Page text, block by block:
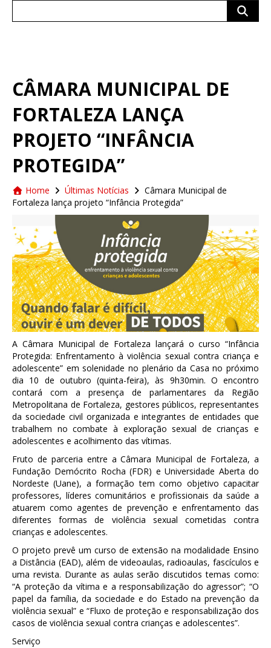
CÂMARA MUNICIPAL DE
FORTALEZA LANÇA
PROJETO “INFÂNCIA
PROTEGIDA”
Home Últimas Notícias
Câmara Municipal de
Fortaleza lança projeto “Infância Protegida”
A Câmara Municipal de Fortaleza lançará o curso “Infância
Protegida: Enfrentamento à violência sexual contra criança e
adolescente” em solenidade no plenário da Casa no próximo
dia 10 de outubro (quinta-feira), às 9h30min. O encontro
contará com a presença de parlamentares da Região
Metropolitana de Fortaleza, gestores públicos, representantes
da sociedade civil organizada e integrantes de entidades que
trabalhem no combate à exploração sexual de crianças e
adolescentes e acolhimento das vítimas.
Fruto de parceria entre a Câmara Municipal de Fortaleza, a
Fundação Demócrito Rocha (FDR) e Universidade Aberta do
Nordeste (Uane), a formação tem como objetivo capacitar
professores, líderes comunitários e profissionais da saúde a
atuarem como agentes de prevenção e enfrentamento das
diferentes formas de violência sexual cometidas contra
crianças e adolescentes.
O projeto prevê um curso de extensão na modalidade Ensino
a Distância (EAD), além de videoaulas, radioaulas, fascículos e
uma revista. Durante as aulas serão discutidos temas como:
“A proteção da vítima e a responsabilização do agressor”; “O
papel da família, da sociedade e do Estado na prevenção da
violência sexual” e “Fluxo de proteção e responsabilização dos
casos de violência sexual contra crianças e adolescentes”.
Serviço